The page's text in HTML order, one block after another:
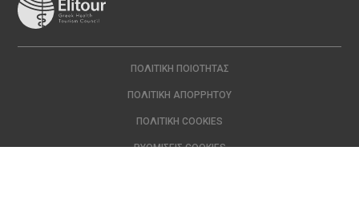
ΠΟΛΙΤΙΚΉ ΠΟΙΌΤΗΤΑΣ
ΠΟΛΙΤΙΚΉ ΑΠΟΡΡΉΤΟΥ
ΠΟΛΙΤΙΚΉ COOKIES
ΡΥΘΜΊΣΕΙΣ COOKIES